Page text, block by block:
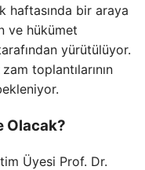
haftasında bir araya
ve hükümet
yürütülüyor.
toplantılarının
Olacak?
Üyesi Prof. Dr.